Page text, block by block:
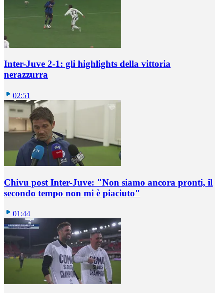
Inter-Juve 2-1: gli highlights della vittoria
nerazzurra
02:51
Chivu post Inter-Juve: "Non siamo ancora pronti, il
secondo tempo non mi è piaciuto"
01:44